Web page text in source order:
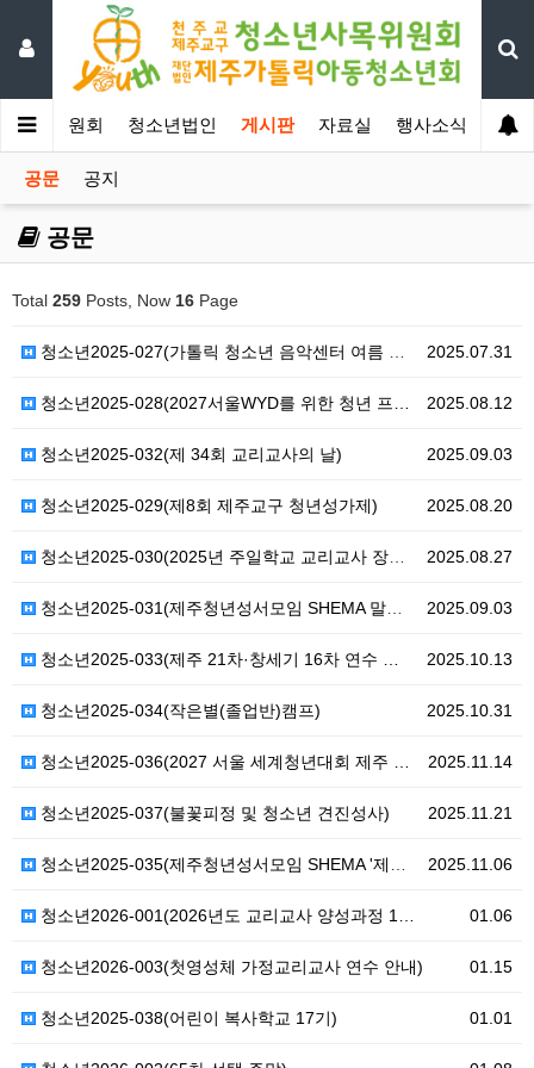
사목위원회 청소년법인 게시판 자료실 행사소식
공문 공지
공문
Total 259 Posts, Now 16 Page
2025.07.31
청소년2025-027(가톨릭 청소년 음악센터 여름 페스…
2025.08.12
청소년2025-028(2027서울WYD를 위한 청년 프…
2025.09.03
청소년2025-032(제 34회 교리교사의 날)
2025.08.20
청소년2025-029(제8회 제주교구 청년성가제)
2025.08.27
청소년2025-030(2025년 주일학교 교리교사 장기…
2025.09.03
청소년2025-031(제주청년성서모임 SHEMA 말씀피…
2025.10.13
청소년2025-033(제주 21차·창세기 16차 연수 …
2025.10.31
청소년2025-034(작은별(졸업반)캠프)
2025.11.14
청소년2025-036(2027 서울 세계청년대회 제주 …
2025.11.21
청소년2025-037(불꽃피정 및 청소년 견진성사)
2025.11.06
청소년2025-035(제주청년성서모임 SHEMA '제주…
01.06
청소년2026-001(2026년도 교리교사 양성과정 1…
01.15
청소년2026-003(첫영성체 가정교리교사 연수 안내)
01.01
청소년2025-038(어린이 복사학교 17기)